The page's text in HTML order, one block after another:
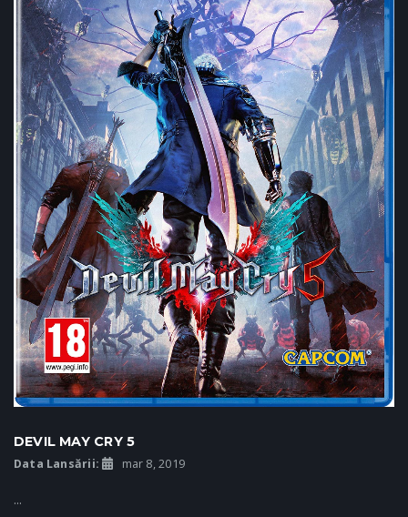
DEVIL MAY CRY 5
Data Lansării: mar 8, 2019
...